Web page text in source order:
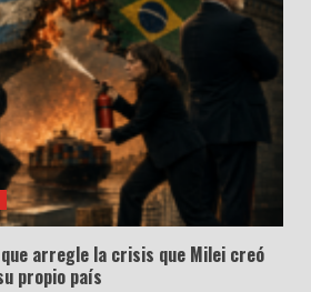
arregle la crisis que Milei creó
propio país